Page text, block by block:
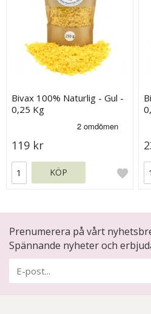
Bivax 100% Naturlig - Gul -
0,25 Kg
119 kr
KÖP
Prenumerera på vårt
Spännande nyheter och